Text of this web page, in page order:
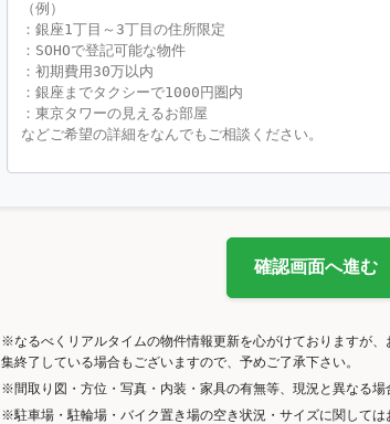
確認画面へ進む
※なるべくリアルタイムの物件情報更新を心がけておりますが
集終了している場合もございますので、予めご了承下さい。
※間取り図・方位・写真・内装・家具の有無等、現況と異なる場
※駐車場・駐輪場・バイク置き場の空き状況・サイズに関しては